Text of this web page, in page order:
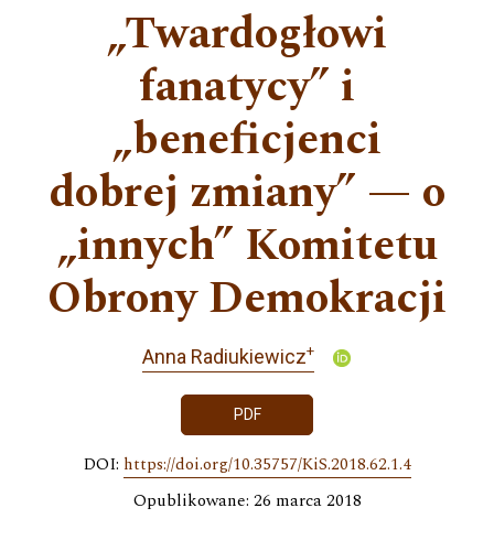
„Twardogłowi
fanatycy” i
„beneficjenci
dobrej zmiany” — o
„innych” Komitetu
Obrony Demokracji
Anna Radiukiewicz+
PDF
DOI: https://doi.org/10.35757/KiS.2018.62.1.4
Opublikowane: 26 marca 2018